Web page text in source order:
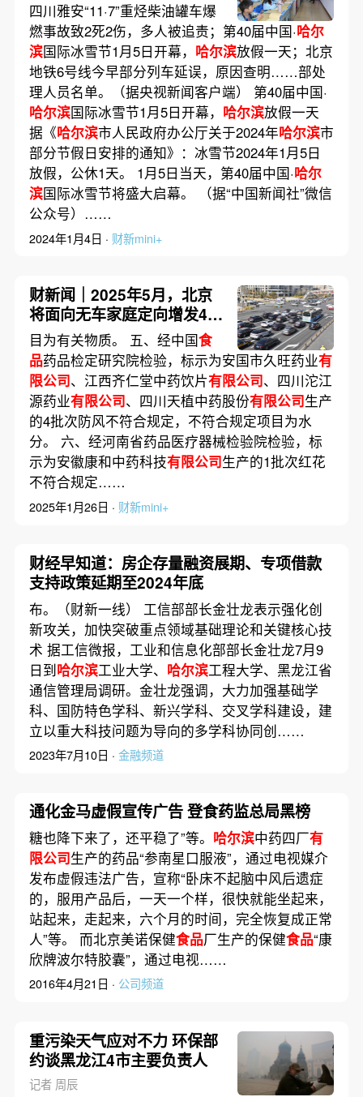
四川雅安“11·7”重烃柴油罐车爆
燃事故致2死2伤，多人被追责；第40届中国·哈尔
滨国际冰雪节1月5日开幕， 哈尔滨放假一天；北京
地铁6号线今早部分列车延误，原因查明……部处
理人员名单。（据央视新闻客户端） 第40届中国·
哈尔滨国际冰雪节1月5日开幕， 哈尔滨放假一天
据《哈尔滨市人民政府办公厅关于2024年哈尔滨市
部分节假日安排的通知》：冰雪节2024年1月5日
放假，公休1天。 1月5日当天，第40届中国·哈尔
滨国际冰雪节将盛大启幕。 （据“中国新闻社”微信
公众号）……
2024年1月4日 · 财新mini+
财新闻｜2025年5月，北京
将面向无车家庭定向增发4万
个新能源小客车指标
目为有关物质。 五、经中国食
品药品检定研究院检验，标示为安国市久旺药业有
限公司、江西齐仁堂中药饮片有限公司、四川沱江
源药业有限公司、四川天植中药股份有限公司生产
的4批次防风不符合规定，不符合规定项目为水
分。 六、经河南省药品医疗器械检验院检验，标
示为安徽康和中药科技有限公司生产的1批次红花
不符合规定……
2025年1月26日 · 财新mini+
财经早知道：房企存量融资展期、专项借款
支持政策延期至2024年底
布。（财新一线） 工信部部长金壮龙表示强化创
新攻关，加快突破重点领域基础理论和关键核心技
术 据工信微报，工业和信息化部部长金壮龙7月9
日到哈尔滨工业大学、 哈尔滨工程大学、黑龙江省
通信管理局调研。金壮龙强调，大力加强基础学
科、国防特色学科、新兴学科、交叉学科建设，建
立以重大科技问题为导向的多学科协同创……
2023年7月10日 · 金融频道
通化金马虚假宣传广告 登食药监总局黑榜
糖也降下来了，还平稳了”等。 哈尔滨中药四厂有
限公司生产的药品“参南星口服液”，通过电视媒介
发布虚假违法广告，宣称“卧床不起脑中风后遗症
的，服用产品后，一天一个样，很快就能坐起来，
站起来，走起来，六个月的时间，完全恢复成正常
人”等。 而北京美诺保健食品厂生产的保健食品“康
欣牌波尔特胶囊”，通过电视……
2016年4月21日 · 公司频道
重污染天气应对不力 环保部
约谈黑龙江4市主要负责人
记者 周辰